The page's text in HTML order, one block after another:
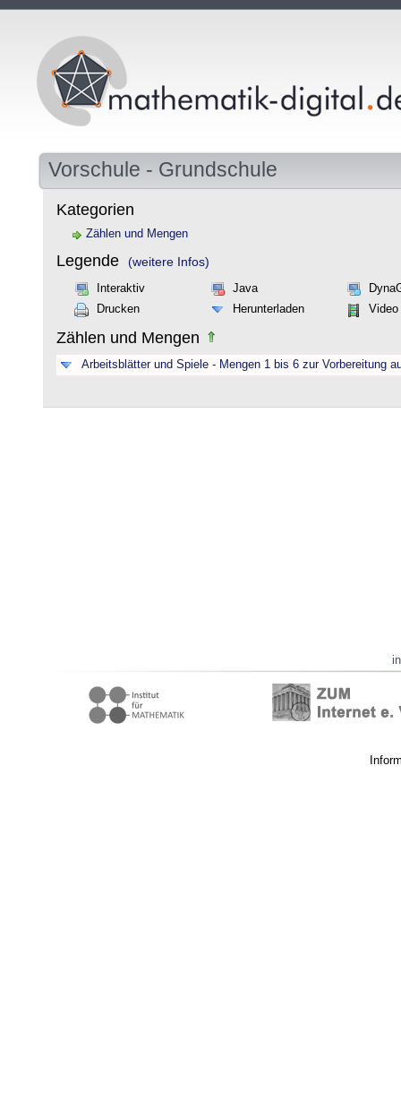
Vorschule - Grundschule
Kategorien
Zählen und Mengen
Legende (weitere Infos)
Interaktiv Java
Drucken
Herunterladen Video
Zählen und Mengen
Arbeitsblätter und Spiele - Mengen 1 bis 6 zur Vorbereitung